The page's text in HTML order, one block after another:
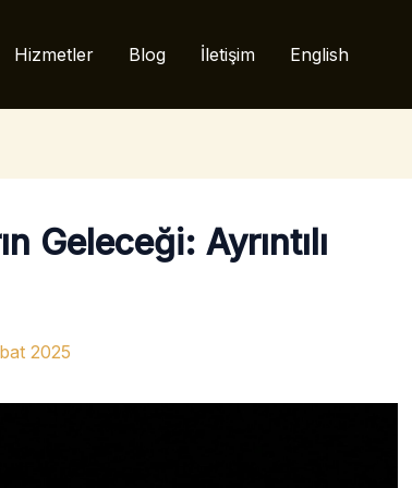
Hizmetler Blog İletişim English
Geleceği: Ayrıntılı
2025